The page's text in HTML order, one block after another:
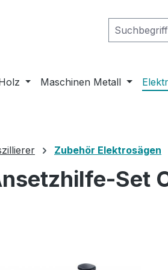
Maschinen Metall
Zubehör Elektrosägen
Set